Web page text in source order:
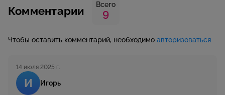
Комментарии Всего
9
Чтобы оставить комментарий, необходимо авторизоваться
И Игорь
14 июля 2025 г.